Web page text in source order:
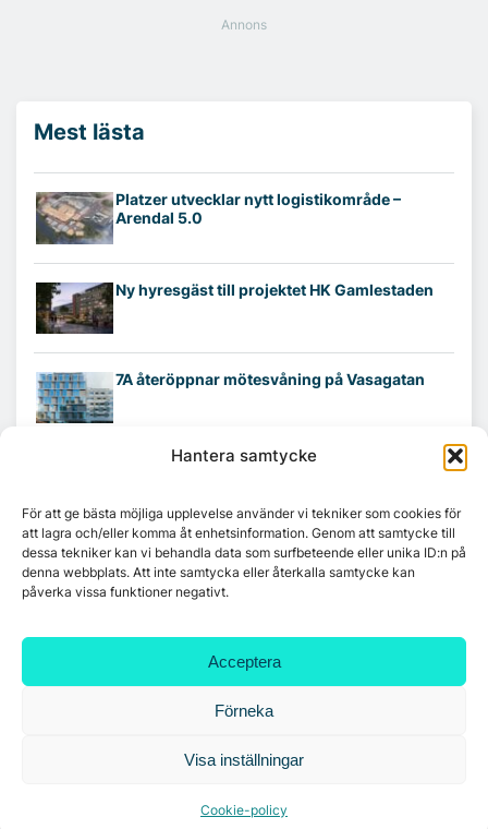
Hantera samtycke
För att ge bästa möjliga upplevelse använder vi tekniker som cookies för
att lagra och/eller komma åt enhetsinformation. Genom att samtycke till
dessa tekniker kan vi behandla data som surfbeteende eller unika ID:n på
denna webbplats. Att inte samtycka eller återkalla samtycke kan
påverka vissa funktioner negativt.
Acceptera
Förneka
Visa inställningar
Cookie-policy
Mest lästa
Platzer utvecklar nytt logistikområde –
Arendal 5.0
Ny hyresgäst till projektet HK Gamlestaden
7A återöppnar mötesvåning på Vasagatan
Tandem Health flyttar till Kungsgatan
Croisette rådgivare vid fastighetsaffär